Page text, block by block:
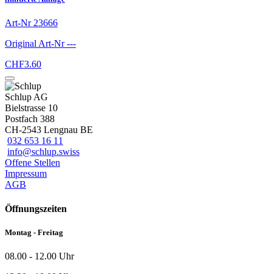
Art-Nr23666
Original Art-Nr---
CHF3.60
Schlup AG
Bielstrasse 10
Postfach 388
CH-2543 Lengnau BE
032 653 16 11
info@schlup.swiss
Offene Stellen
Impressum
AGB
Öffnungszeiten
Montag - Freitag
08.00 - 12.00 Uhr